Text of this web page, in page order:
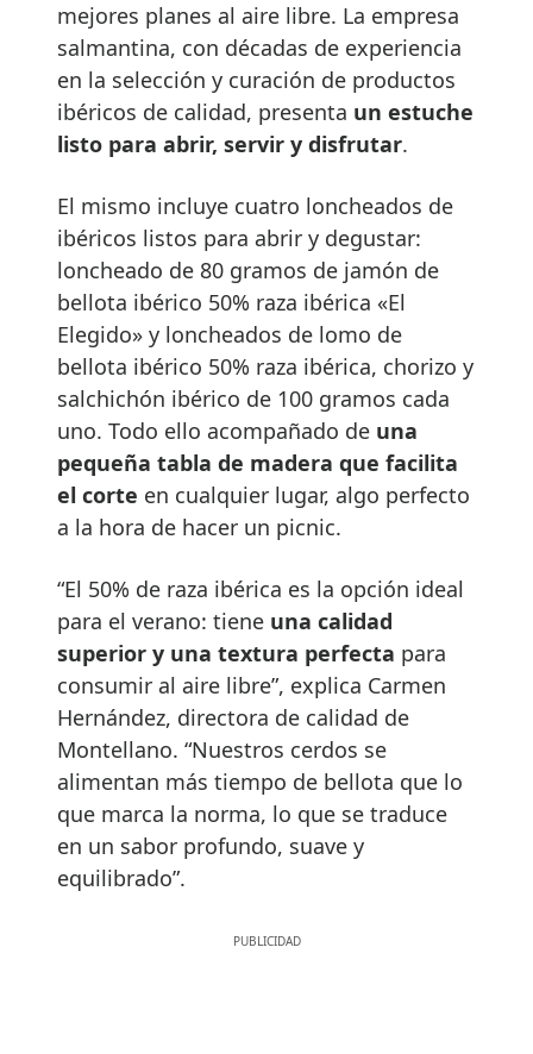
mejores planes al aire libre. La empresa
salmantina, con décadas de experiencia
en la selección y curación de productos
ibéricos de calidad, presenta un estuche
listo para abrir, servir y disfrutar.
El mismo incluye cuatro loncheados de
ibéricos listos para abrir y degustar:
loncheado de 80 gramos de jamón de
bellota ibérico 50% raza ibérica «El
Elegido» y loncheados de lomo de
bellota ibérico 50% raza ibérica, chorizo y
salchichón ibérico de 100 gramos cada
uno. Todo ello acompañado de una
pequeña tabla de madera que facilita
el corte en cualquier lugar, algo perfecto
a la hora de hacer un picnic.
“El 50% de raza ibérica es la opción ideal
para el verano: tiene una calidad
superior y una textura perfecta para
consumir al aire libre”, explica Carmen
Hernández, directora de calidad de
Montellano. “Nuestros cerdos se
alimentan más tiempo de bellota que lo
que marca la norma, lo que se traduce
en un sabor profundo, suave y
equilibrado”.